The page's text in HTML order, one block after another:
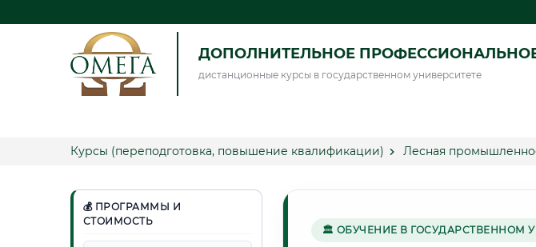
ДОПОЛНИТЕЛЬНОЕ
дистанционные курсы в государственном университете
Курсы (переподготовка, повышение квалификации) Лесная
💰 ПРОГРАММЫ И
СТОИМОСТЬ
🏛 ОБУЧЕНИЕ В ГОСУДАРСТВЕННОМ